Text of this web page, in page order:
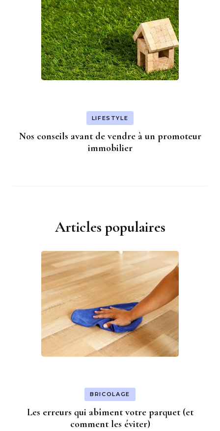
LIFESTYLE
Nos conseils avant de vendre à un promoteur
immobilier
Articles populaires
BRICOLAGE
Les erreurs qui abîment votre parquet (et
comment les éviter)